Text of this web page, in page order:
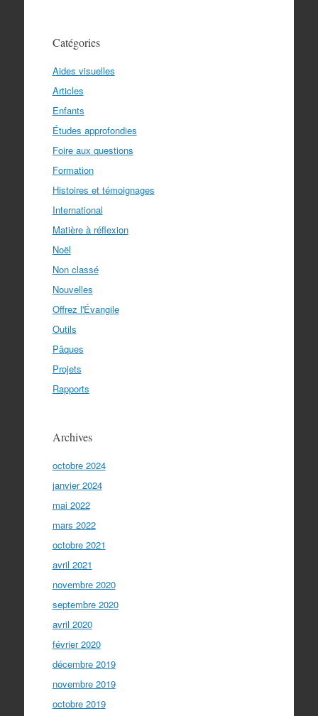
Catégories
Aides visuelles
Articles
Enfants
Études approfondies
Foire aux questions
Formation
Histoires et témoignages
International
Matière à réflexion
Noël
Non classé
Nouvelles
Offrez l'Évangile
Outils
Pâques
Projets
Rapports
Archives
octobre 2024
janvier 2024
mai 2022
mars 2022
octobre 2021
avril 2021
novembre 2020
septembre 2020
avril 2020
février 2020
décembre 2019
novembre 2019
octobre 2019